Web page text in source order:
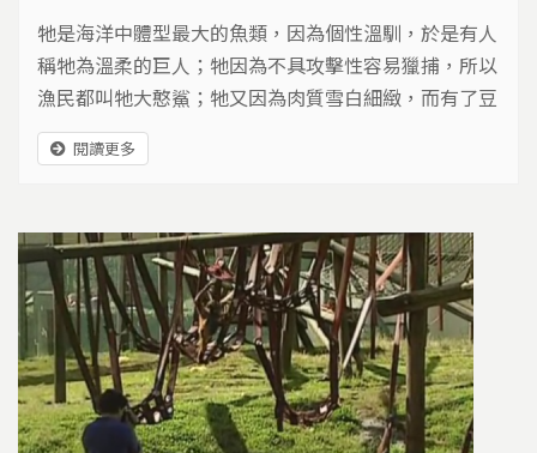
牠是海洋中體型最大的魚類，因為個性溫馴，於是有人
稱牠為溫柔的巨人；牠因為不具攻擊性容易獵捕，所以
漁民都叫牠大憨鯊；牠又因為肉質雪白細緻，而有了豆
腐鯊的封號。其實牠真正的學名叫做鯨鯊，當人與鯨鯊
相遇，除了吃之外 ，是否還有更多的可能性。
閱讀更多